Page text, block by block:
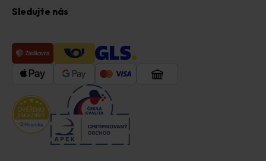
Sledujte nás